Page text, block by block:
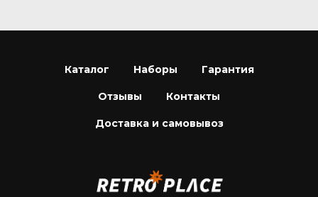
Каталог Наборы Гарантия
Отзывы Контакты
Доставка и самовывоз